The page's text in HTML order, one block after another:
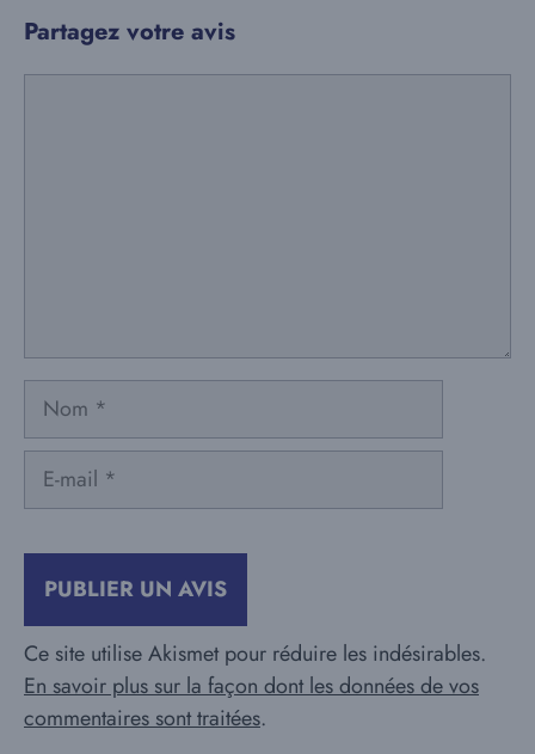
Partagez votre avis
Nom
mail
Ce site utilise Akismet pour réduire les indésirables.
En savoir plus sur la façon dont les données de vos
commentaires sont traitées.